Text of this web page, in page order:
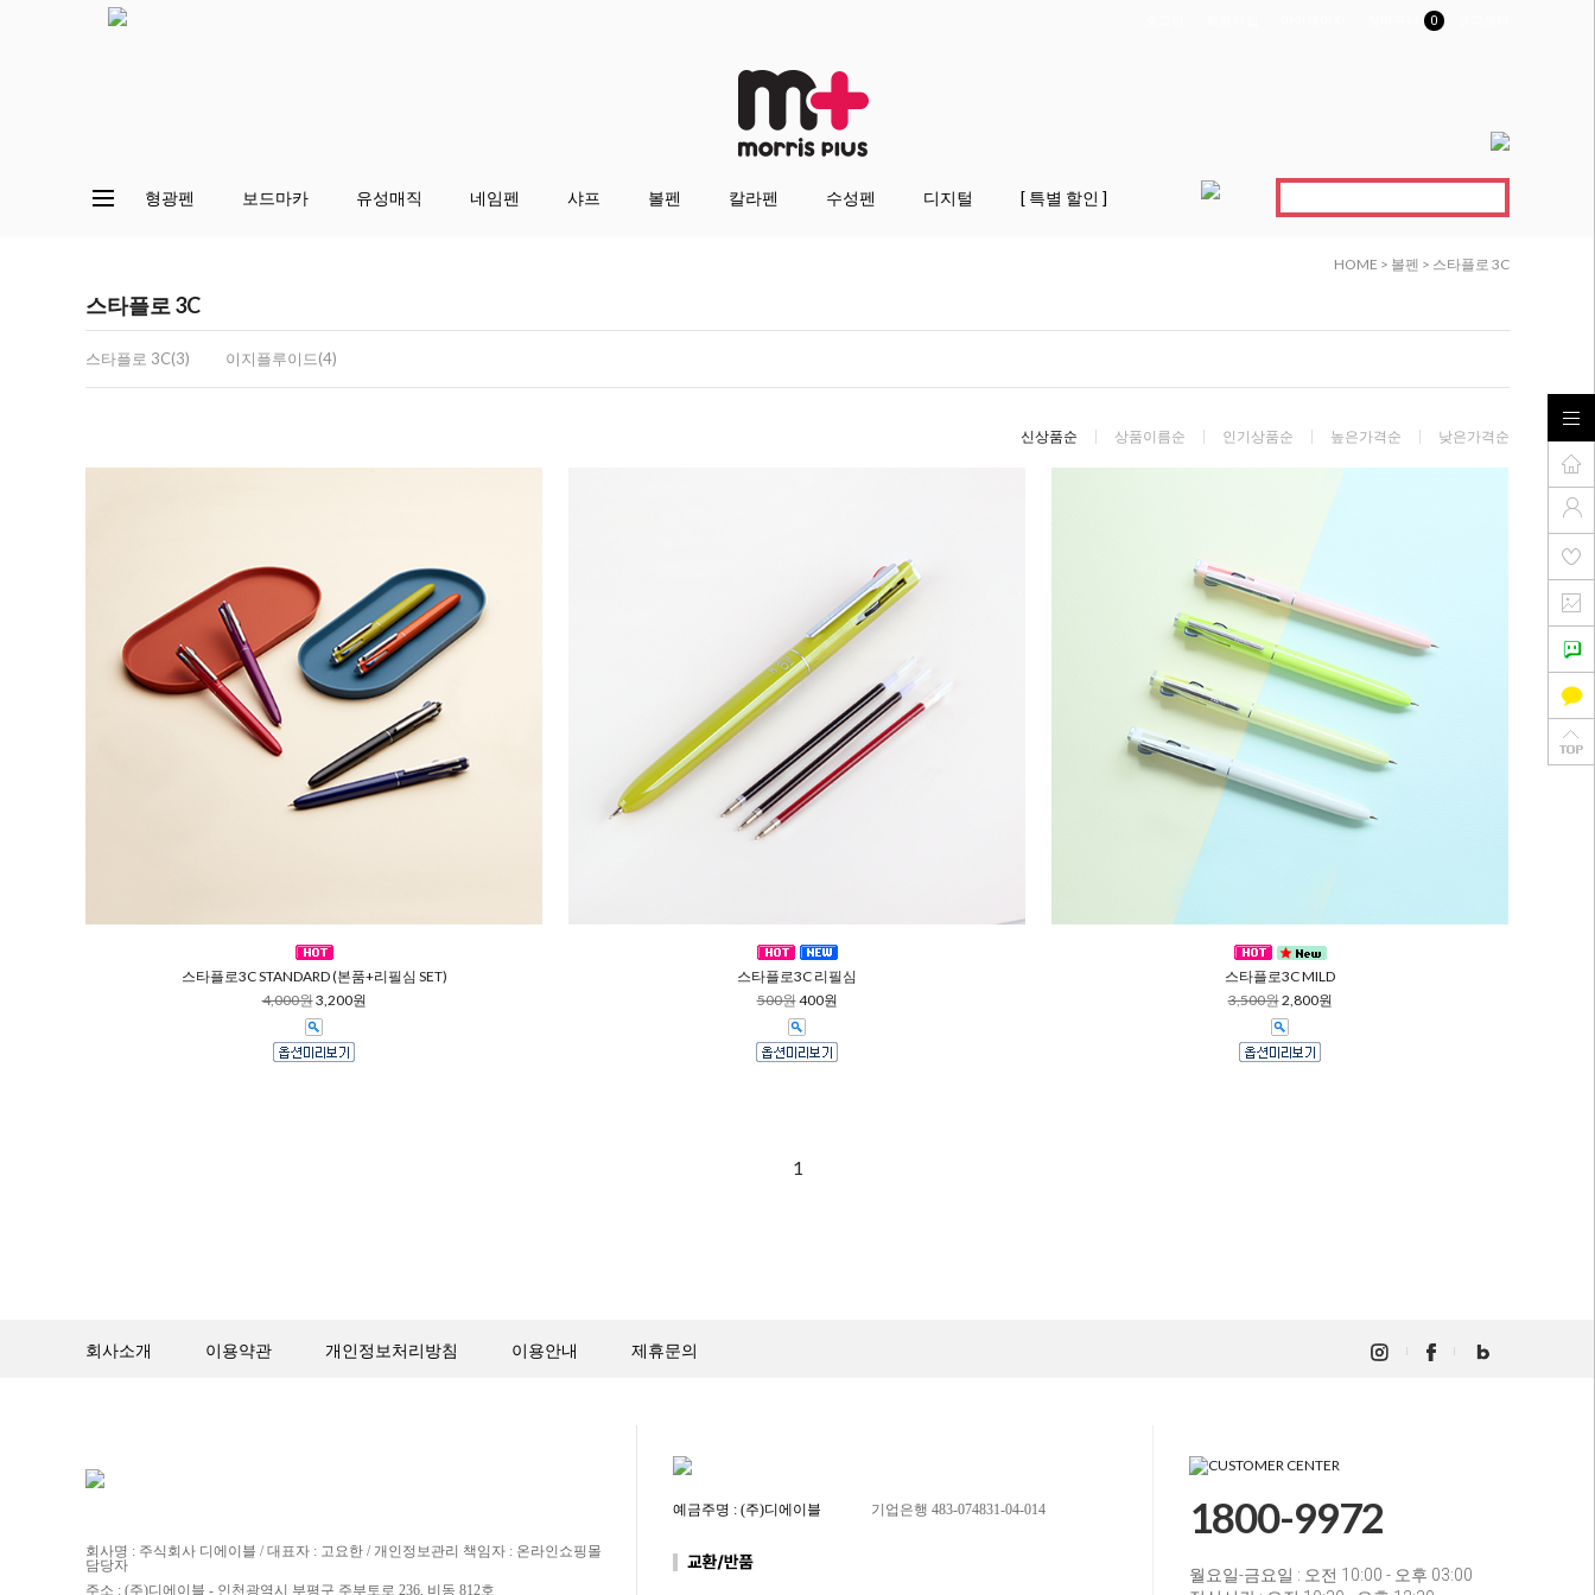
0
형광펜 보드마카 유성매직 네임펜 샤프 볼펜 칼라펜 수성펜 디지털 [ 특별 할인 ]
HOME > 볼펜 > 스타플로 3C
스타플로 3C
스타플로 3C(3) 이지플루이드(4)
신상품순 상품이름순 인기상품순 높은가격순 낮은가격순
스타플로3C STANDARD (본품+리필심 SET)
4,000원3,200원
스타플로3C 리필심
500원400원
스타플로3C MILD
3,500원2,800원
1
회사소개 이용약관 개인정보처리방침 이용안내 제휴문의
회사명 : 주식회사 디에이블 / 대표자 : 고요한 / 개인정보관리 책임자 : 온라인쇼핑몰
담당자
주소 : (주)디에이블 - 인천광역시 부평구 주부토로 236, 비동 812호
예금주명 : (주)디에이블 기업은행 483-074831-04-014 1800-9972
월요일-금요일 : 오전 10:00 - 오후 03:00